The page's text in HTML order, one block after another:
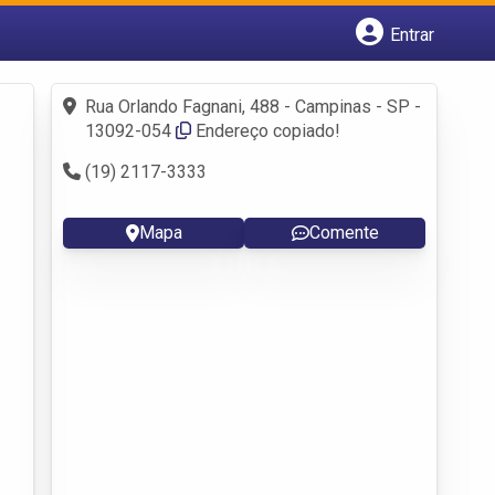
Entrar
Fazer login
Criar conta
Rua Orlando Fagnani, 488 - Campinas - SP -
13092-054
Endereço copiado!
(19) 2117-3333
Mapa Comente